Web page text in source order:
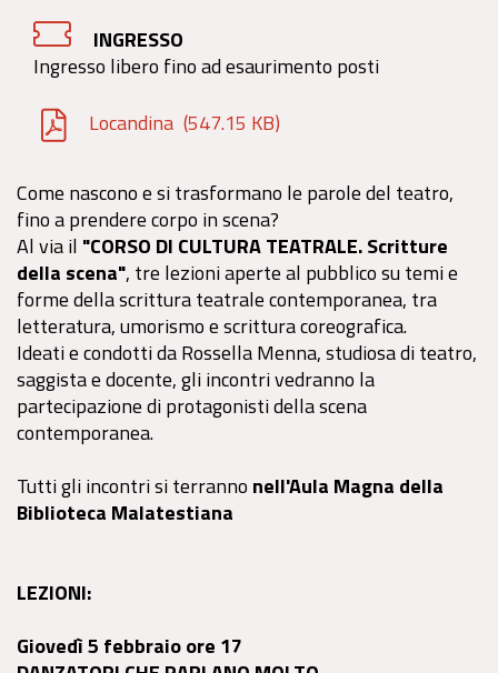
Come nascono e si trasformano le parole del teatro,
fino a prendere corpo in scena?
Al via il "CORSO DI CULTURA TEATRALE. Scritture
della scena", tre lezioni aperte al pubblico su temi e
forme della scrittura teatrale contemporanea, tra
letteratura, umorismo e scrittura coreografica.
Ideati e condotti da Rossella Menna, studiosa di teatro,
saggista e docente, gli incontri vedranno la
partecipazione di protagonisti della scena
contemporanea.
Tutti gli incontri si terranno nell'Aula Magna della
Biblioteca Malatestiana
LEZIONI:
Giovedì 5 febbraio ore 17
INGRESSO
Ingresso libero fino ad esaurimento posti
Locandina (547.15 KB)